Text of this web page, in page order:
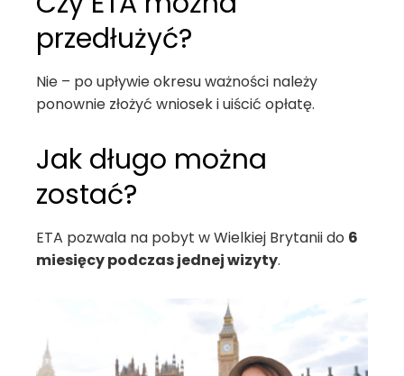
przedłużyć?
Nie – po upływie okresu ważności należy
ponownie złożyć wniosek i uiścić opłatę.
Jak długo można
zostać?
ETA pozwala na pobyt w Wielkiej Brytanii do 6
miesięcy podczas jednej wizyty.